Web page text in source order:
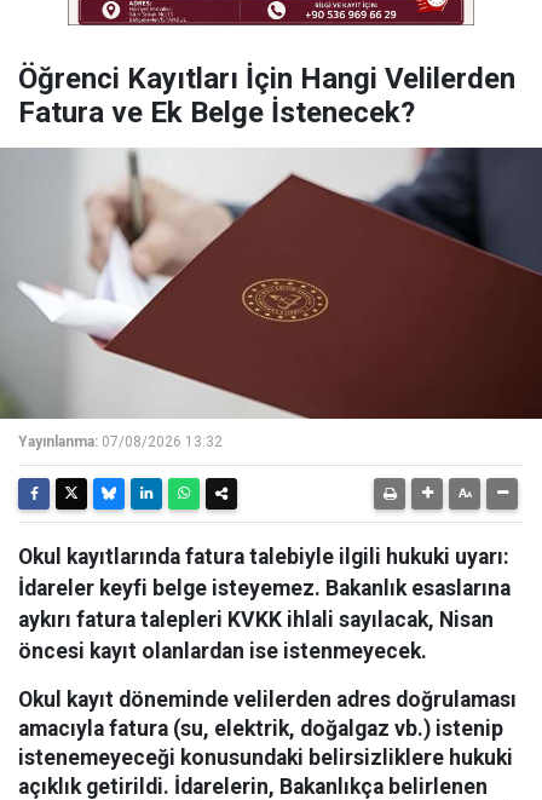
Öğrenci Kayıtları İçin Hangi Velilerden
Fatura ve Ek Belge İstenecek?
Yayınlanma: 07/08/2026 13:32
Okul kayıtlarında fatura talebiyle ilgili hukuki uyarı:
İdareler keyfi belge isteyemez. Bakanlık esaslarına
aykırı fatura talepleri KVKK ihlali sayılacak, Nisan
öncesi kayıt olanlardan ise istenmeyecek.
Okul kayıt döneminde velilerden adres doğrulaması
amacıyla fatura (su, elektrik, doğalgaz vb.) istenip
istenemeyeceği konusundaki belirsizliklere hukuki
açıklık getirildi. İdarelerin, Bakanlıkça belirlenen